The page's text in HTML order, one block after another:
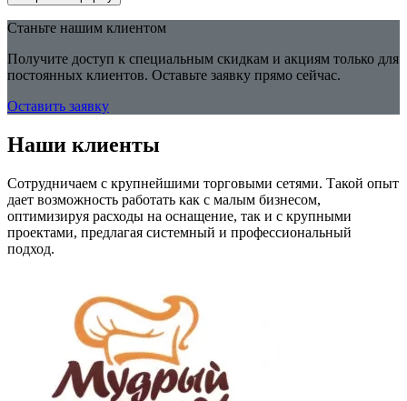
Станьте нашим клиентом
Получите доступ к специальным скидкам и акциям только для
постоянных клиентов. Оставьте заявку прямо сейчас.
Оставить заявку
Наши клиенты
Сотрудничаем с крупнейшими торговыми сетями. Такой опыт
дает возможность работать как с малым бизнесом,
оптимизируя расходы на оснащение, так и с крупными
проектами, предлагая системный и профессиональный
подход.